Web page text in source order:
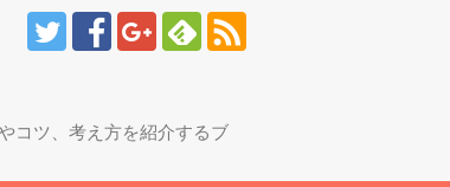
コツ、考え方を紹介するブ